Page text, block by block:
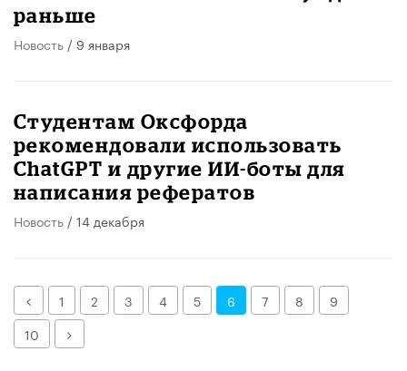
раньше
Новость / 9 января
Студентам Оксфорда
рекомендовали использовать
ChatGPT и другие ИИ-боты для
написания рефератов
Новость / 14 декабря
Назад1 2 3 4 5 6 7 8
9
10
Далее